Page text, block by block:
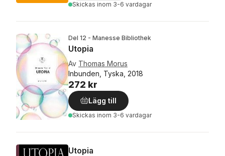
Skickas inom 3-6 vardagar
Del 12 - Manesse Bibliothek
Utopia
Av Thomas Morus
Inbunden, Tyska, 2018
272 kr
Lägg till
Skickas inom 3-6 vardagar
Utopia